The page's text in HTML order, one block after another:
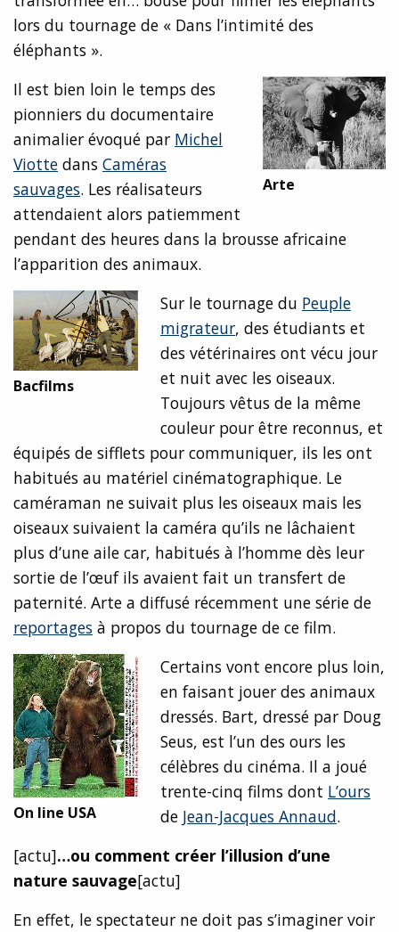
lors du tournage de « Dans l’intimité des
éléphants ».
Arte
Il est bien loin le temps des
pionniers du documentaire
animalier évoqué par Michel
Viotte dans Caméras
sauvages. Les réalisateurs
attendaient alors patiemment
pendant des heures dans la brousse africaine
l’apparition des animaux.
Bacfilms
Sur le tournage du Peuple
migrateur, des étudiants et
des vétérinaires ont vécu jour
et nuit avec les oiseaux.
Toujours vêtus de la même
couleur pour être reconnus, et
équipés de sifflets pour communiquer, ils les ont
habitués au matériel cinématographique. Le
caméraman ne suivait plus les oiseaux mais les
oiseaux suivaient la caméra qu’ils ne lâchaient
plus d’une aile car, habitués à l’homme dès leur
sortie de l’œuf ils avaient fait un transfert de
paternité. Arte a diffusé récemment une série de
reportages à propos du tournage de ce film.
On line USA
Certains vont encore plus loin,
en faisant jouer des animaux
dressés. Bart, dressé par Doug
Seus, est l’un des ours les
célèbres du cinéma. Il a joué
trente-cinq films dont L’ours
de Jean-Jacques Annaud.
[actu]…ou comment créer l’illusion d’une
nature sauvage[actu]
En effet, le spectateur ne doit pas s’imaginer voir